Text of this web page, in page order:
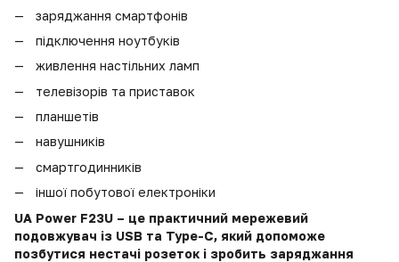
заряджання смартфонів
підключення ноутбуків
живлення настільних ламп
телевізорів та приставок
планшетів
навушників
смартгодинників
іншої побутової електроніки
UA Power F23U – це практичний мережевий
подовжувач із USB та Type-C, який допоможе
позбутися нестачі розеток і зробить заряджання